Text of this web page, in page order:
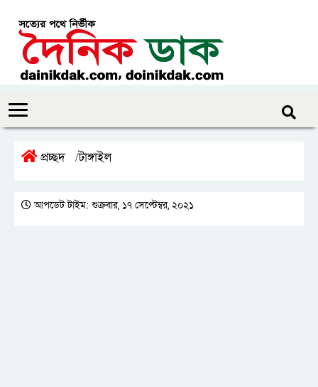
প্রচ্ছদ /টাঙ্গাইল
আপডেট টাইম: শুক্রবার, ১৭ সেপ্টেম্বর, ২০২১